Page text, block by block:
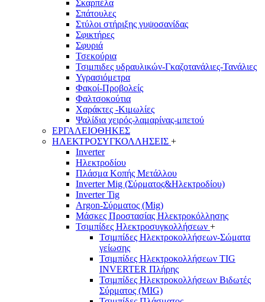
Σκαρπέλα
Σπάτουλες
Στύλοι στήριξης γυψοσανίδας
Σφικτήρες
Σφυριά
Τσεκούρια
Τσιμπιδες υδραυλικών-Γκαζοτανάλιες-Τανάλιες
Υγρασιόμετρα
Φακοί-Προβολείς
Φαλτσοκούτια
Χαράκτες -Κιμωλίες
Ψαλίδια χειρός-λαμαρίνας-μπετού
ΕΡΓΑΛΕΙΟΘΗΚΕΣ
ΗΛΕΚΤΡΟΣΥΓΚΟΛΛΗΣΕΙΣ +
Inverter
Ηλεκτροδίου
Πλάσμα Κοπής Μετάλλου
Inverter Mig (Σύρματος&Ηλεκτροδίου)
Inverter Tig
Argon-Σύρματος (Mig)
Μάσκες Προστασίας Ηλεκτροκόλλησης
Τσιμπίδες Ηλεκτροσυγκολλήσεων +
Τσιμπίδες Ηλεκτροκολλήσεων-Σώματα
γείωσης
Τσιμπίδες Ηλεκτροκολλήσεων TIG
INVERTER Πλήρης
Τσιμπίδες Ηλεκτροκολλήσεων Βιδωτές
Σύρματος (MIG)